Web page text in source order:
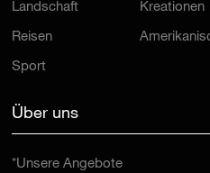
Landschaft
Reisen
Sport
Kreationen
Über uns
*Unsere Angebote